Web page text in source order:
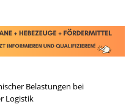
Belastungen bei
Logistik